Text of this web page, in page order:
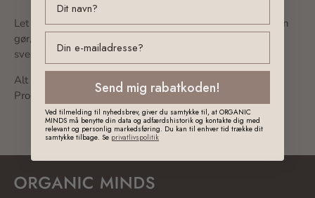
Let og lækker og anvendelig til et hav af formål - og ulden
gør, at dit barn bevarer en konstant temperatur - uden at
svede.
Alt fra DISANA er GOTS certificeret.
Produceret i TysklandSend mig rabatkoden!
Ved tilmelding til nyhedsbrev, giver du samtykke til, at ORGANIC
MINDS må benytte din data og adfærdshistorik og kontakte dig med
relevant og personlig markedsføring. Du kan til enhver tid trække dit
samtykke tilbage. Se privatlivspolitik